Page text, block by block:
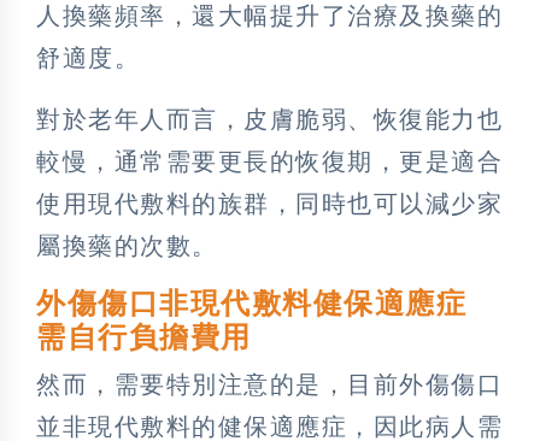
人換藥頻率，還大幅提升了治療及換藥的
舒適度。
對於老年人而言，皮膚脆弱、恢復能力也
較慢，通常需要更長的恢復期，更是適合
使用現代敷料的族群，同時也可以減少家
屬換藥的次數。
外傷傷口非現代敷料健保適應症
需自行負擔費用
然而，需要特別注意的是，目前外傷傷口
並非現代敷料的健保適應症，因此病人需